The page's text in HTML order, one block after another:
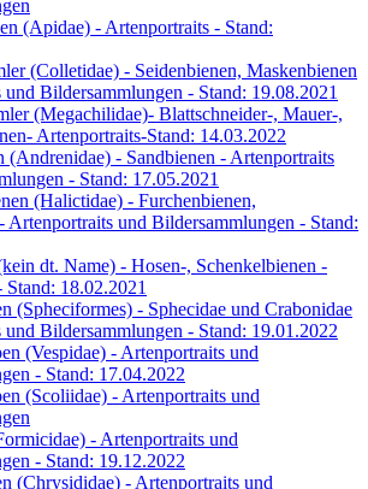
(Apidae) - Artenportraits - Stand:
(Colletidae) - Seidenbienen, Maskenbienen
Bildersammlungen - Stand: 19.08.2021
(Megachilidae)- Blattschneider-, Mauer-,
Artenportraits-Stand: 14.03.2022
(Andrenidae) - Sandbienen - Artenportraits
- Stand: 17.05.2021
(Halictidae) - Furchenbienen,
Artenportraits und Bildersammlungen - Stand:
dt. Name) - Hosen-, Schenkelbienen -
18.02.2021
(Spheciformes) - Sphecidae und Crabonidae
Bildersammlungen - Stand: 19.01.2022
(Vespidae) - Artenportraits und
- Stand: 17.04.2022
(Scoliidae) - Artenportraits und
- Artenportraits und
- Stand: 19.12.2022
(Chrysididae) - Artenportraits und